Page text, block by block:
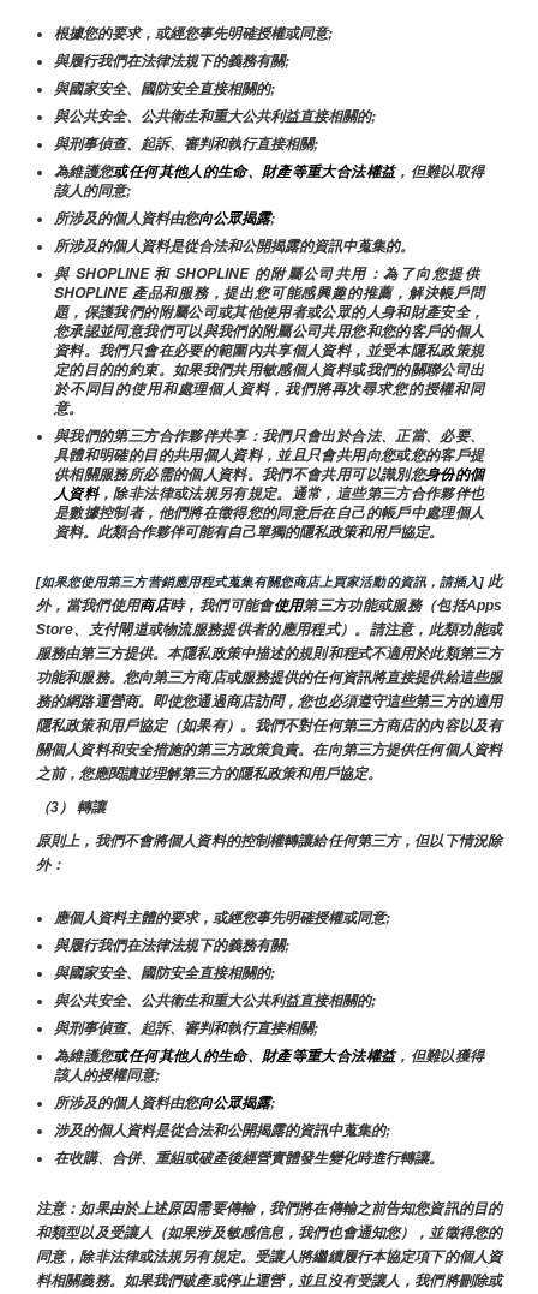
根據您的要求，或經您事先明確授權或同意;
與履行我們在法律法規下的義務有關;
與國家安全、國防安全直接相關的;
與公共安全、公共衛生和重大公共利益直接相關的;
與刑事偵查、起訴、審判和執行直接相關;
為維護您或任何其他人的生命、財產等重大合法權益，但難以取得
該人的同意;
所涉及的個人資料由您向公眾揭露;
所涉及的個人資料是從合法和公開揭露的資訊中蒐集的。
與 SHOPLINE 和 SHOPLINE 的附屬公司共用：為了向您提供
SHOPLINE 產品和服務，提出您可能感興趣的推薦，解決帳戶問
題，保護我們的附屬公司或其他使用者或公眾的人身和財產安全，
您承認並同意我們可以與我們的附屬公司共用您和您的客戶的個人
資料。我們只會在必要的範圍內共享個人資料，並受本隱私政策規
定的目的的約束。如果我們共用敏感個人資料或我們的關聯公司出
於不同目的使用和處理個人資料，我們將再次尋求您的授權和同
意。
與我們的第三方合作夥伴共享：我們只會出於合法、正當、必要、
具體和明確的目的共用個人資料，並且只會共用向您或您的客戶提
供相關服務所必需的個人資料。我們不會共用可以識別您身份的個
人資料，除非法律或法規另有規定。通常，這些第三方合作夥伴也
是數據控制者，他們將在徵得您的同意后在自己的帳戶中處理個人
資料。此類合作夥伴可能有自己單獨的隱私政策和用戶協定。
[如果您使用第三方营銷應用程式蒐集有關您商店上買家活動的資訊，請插入] 此
外，當我們使用商店時， 我們可能會使用第三方功能或服務（包括Apps
Store、支付閘道或物流服務提供者的應用程式）。請注意，此類功能或
服務由第三方提供。本隱私政策中描述的規則和程式不適用於此類第三方
功能和服務。您向第三方商店或服務提供的任何資訊將直接提供給這些服
務的網路運營商。即使您通過商店訪問，您也必須遵守這些第三方的適用
隱私政策和用戶協定（如果有）。我們不對任何第三方商店的內容以及有
關個人資料和安全措施的第三方政策負責。在向第三方提供任何個人資料
之前，您應閱讀並理解第三方的隱私政策和用戶協定。
（3） 轉讓
原則上，我們不會將個人資料的控制權轉讓給任何第三方，但以下情況除
外：
應個人資料主體的要求，或經您事先明確授權或同意;
與履行我們在法律法規下的義務有關;
與國家安全、國防安全直接相關的;
與公共安全、公共衛生和重大公共利益直接相關的;
與刑事偵查、起訴、審判和執行直接相關;
為維護您或任何其他人的生命、財產等重大合法權益，但難以獲得
該人的授權同意;
所涉及的個人資料由您向公眾揭露;
涉及的個人資料是從合法和公開揭露的資訊中蒐集的;
在收購、合併、重組或破產後經營實體發生變化時進行轉讓。
注意：如果由於上述原因需要傳輸，我們將在傳輸之前告知您資訊的目的
和類型以及受讓人（如果涉及敏感信息，我們也會通知您），並徵得您的
同意，除非法律或法規另有規定。受讓人將繼續履行本協定項下的個人資
料相關義務。如果我們破產或停止運營，並且沒有受讓人，我們將刪除或